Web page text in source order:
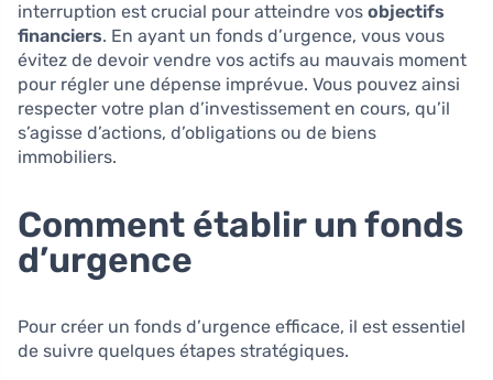
interruption est crucial pour atteindre vos objectifs
financiers. En ayant un fonds d’urgence, vous vous
évitez de devoir vendre vos actifs au mauvais moment
pour régler une dépense imprévue. Vous pouvez ainsi
respecter votre plan d’investissement en cours, qu’il
s’agisse d’actions, d’obligations ou de biens
immobiliers.
Comment établir un fonds
d’urgence
Pour créer un fonds d’urgence efficace, il est essentiel
de suivre quelques étapes stratégiques.